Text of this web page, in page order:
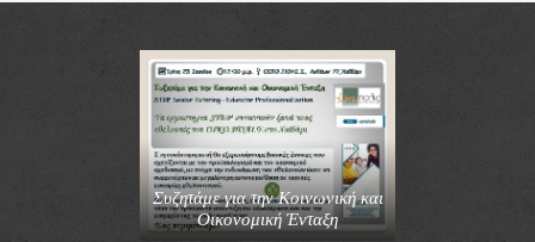
Συζητάμε για την Κοινωνική και
Οικονομική Ένταξη